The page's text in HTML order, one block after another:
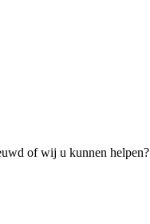
of wij u kunnen helpen?